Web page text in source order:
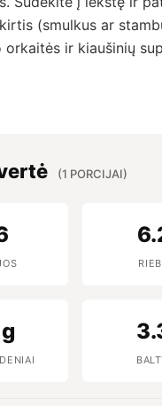
(smulkus ar
orkaitės ir kiaušinių
(1 PORCIJAI)